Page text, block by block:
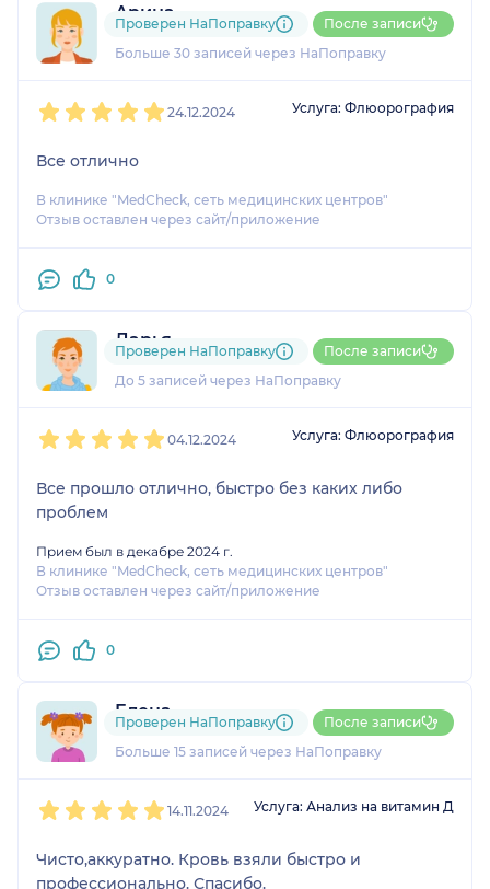
Арина
1 отзыв и1 оценка
Больше 30 записей через НаПоправку
Проверен НаПоправку После записи
24.12.2024 Услуга: Флюорография
Все отлично
В клинике "MedCheck, сеть медицинских центров"
Отзыв оставлен через сайт/приложение
0
Дарья
1 отзыв
До 5 записей через НаПоправку
Проверен НаПоправку После записи
04.12.2024 Услуга: Флюорография
Все прошло отлично, быстро без каких либо
проблем
Прием был в декабре 2024 г.
В клинике "MedCheck, сеть медицинских центров"
Отзыв оставлен через сайт/приложение
0
Елена
3 отзыва
Больше 15 записей через НаПоправку
Проверен НаПоправку После записи
14.11.2024 Услуга: Анализ на витамин Д
Чисто,аккуратно. Кровь взяли быстро и
профессионально. Спасибо.